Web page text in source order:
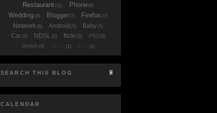
Restaurant (11) Phone(8)
Wedding (8) Blogger(7) Firefox (7)
Network (6) Android (5) Baby (5)
Car (5) NDSL (5) flickr(5) PS3 (3)
Stylish (3) (1) (1)
SEARCH THIS BLOG
CALENDAR